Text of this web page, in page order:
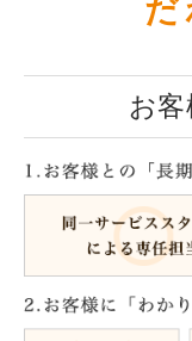
だ
お